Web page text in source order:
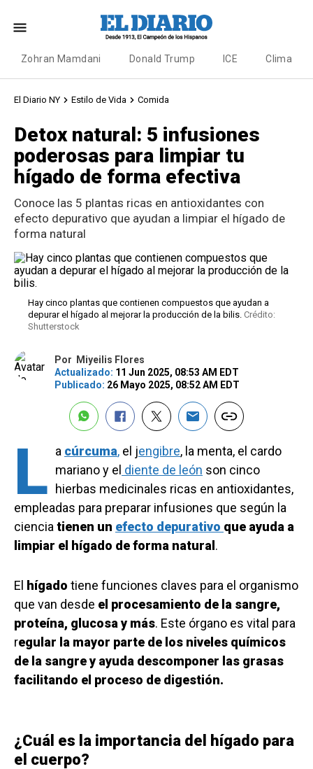
Zohran Mamdani Donald Trump ICE Clima
El Diario NY Estilo de Vida Comida
Detox natural: 5 infusiones
poderosas para limpiar tu
hígado de forma efectiva
Conoce las 5 plantas ricas en antioxidantes con
efecto depurativo que ayudan a limpiar el hígado de
forma natural
Hay cinco plantas que contienen compuestos que ayudan a
depurar el hígado al mejorar la producción de la bilis. Crédito:
Shutterstock
Por
Miyeilis Flores
Actualizado: 11 Jun 2025, 08:53 AM EDT
Publicado: 26 Mayo 2025, 08:52 AM EDT
L a cúrcuma, el jengibre, la menta, el cardo
mariano y el diente de león son cinco
hierbas medicinales ricas en antioxidantes,
empleadas para preparar infusiones que según la
ciencia tienen un efecto depurativo que ayuda a
limpiar el hígado de forma natural .
El hígado tiene funciones claves para el organismo
que van desde el procesamiento de la sangre,
proteína, glucosa y más. Este órgano es vital para
regular la mayor parte de los niveles químicos
de la sangre y ayuda descomponer las grasas
facilitando el proceso de digestión.
¿Cuál es la importancia del hígado para
el cuerpo?